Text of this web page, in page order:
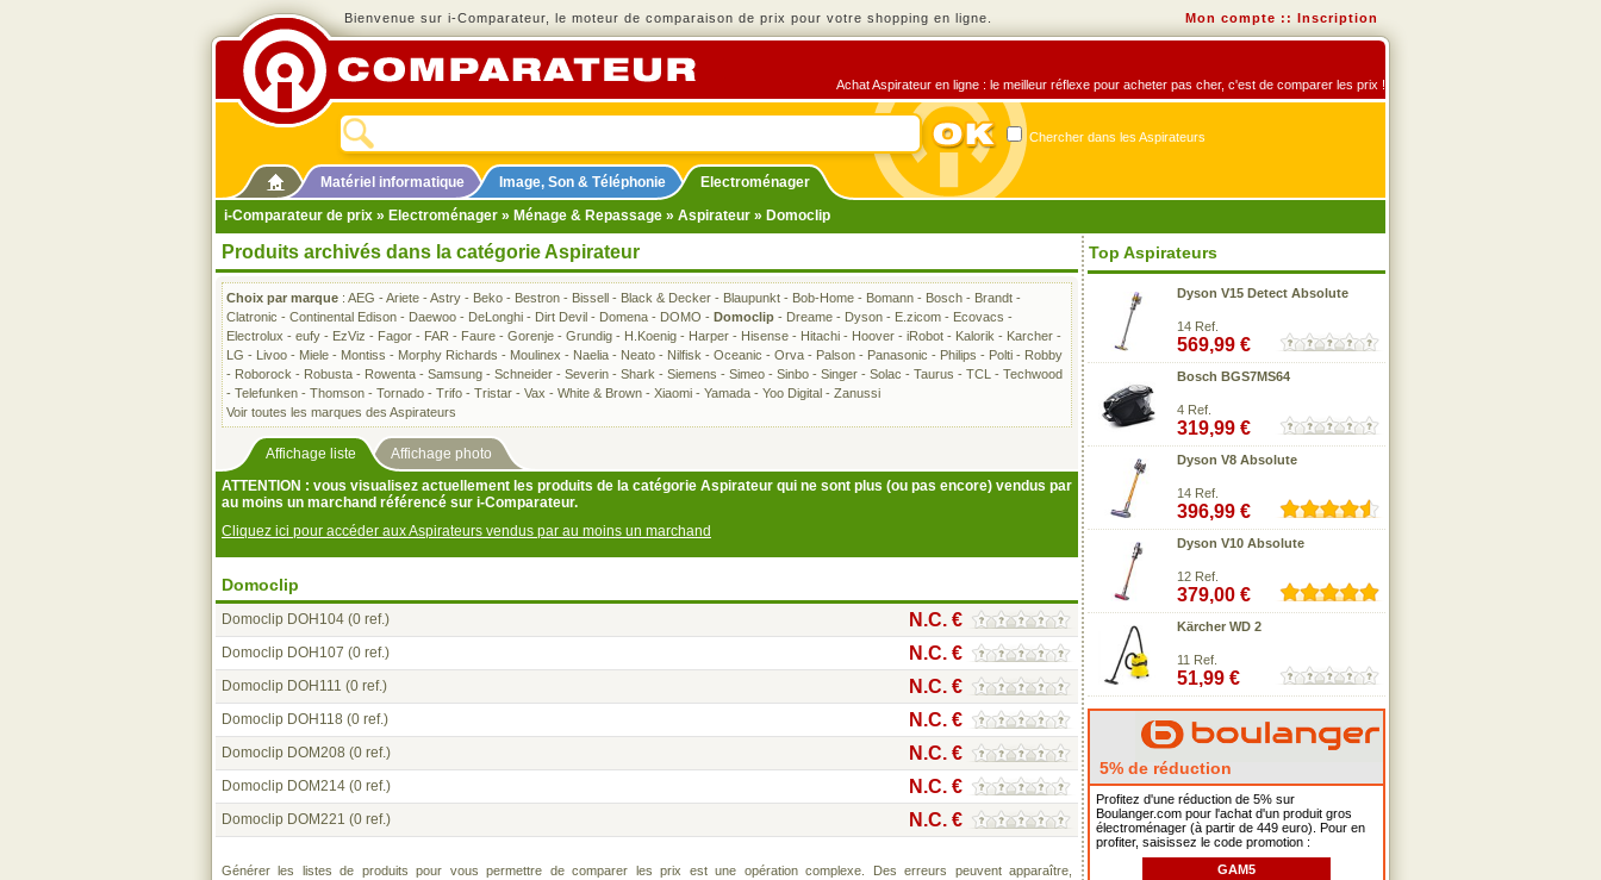
Bienvenue sur i-Comparateur, le moteur de comparaison de prix pour votre shopping en ligne. Mon compte :: Inscription
Achat Aspirateur en ligne : le meilleur réflexe pour acheter pas cher, c'est de comparer les prix !
Chercher dans les Aspirateurs
Matériel informatique Image, Son & Téléphonie
Electroménager
i-Comparateur de prix » Electroménager » Ménage & Repassage » Aspirateur » Domoclip
Produits archivés dans la catégorie Aspirateur
Choix par marque : AEG -Ariete -Astry - Beko - Bestron - Bissell - Black & Decker - Blaupunkt - Bob-Home - Bomann - Bosch - Brandt -
Clatronic - Continental Edison - Daewoo - DeLonghi - Dirt Devil - Domena - DOMO - Domoclip - Dreame - Dyson - E.zicom - Ecovacs -
Electrolux - eufy - EzViz - Fagor - FAR - Faure - Gorenje - Grundig - H.Koenig - Harper - Hisense - Hitachi - Hoover - iRobot - Kalorik - Karcher -
LG - Livoo - Miele - Montiss - Morphy Richards - Moulinex - Naelia - Neato - Nilfisk - Oceanic - Orva - Palson - Panasonic - Philips - Polti - Robby
- Roborock - Robusta - Rowenta - Samsung - Schneider - Severin - Shark - Siemens - Simeo - Sinbo - Singer - Solac - Taurus - TCL - Techwood
- Telefunken - Thomson - Tornado - Trifo - Tristar - Vax - White & Brown - Xiaomi - Yamada - Yoo Digital - Zanussi
Voir toutes les marques des Aspirateurs
Affichage liste
Affichage photo
ATTENTION : vous visualisez actuellement les produits de la catégorie Aspirateur qui ne sont plus (ou pas encore) vendus par
au moins un marchand référencé sur i-Comparateur.
Cliquez ici pour accéder aux Aspirateurs vendus par au moins un marchand
Domoclip
Domoclip DOH104 (0 ref.) N.C. €
Domoclip DOH107 (0 ref.) N.C. €
Domoclip DOH111 (0 ref.) N.C. €
Domoclip DOH118 (0 ref.) N.C. €
Domoclip DOM208 (0 ref.) N.C. €
Domoclip DOM214 (0 ref.) N.C. €
Domoclip DOM221 (0 ref.) N.C. €
Générer les listes de produits pour vous permettre de comparer les prix est une opération complexe. Des erreurs peuvent apparaître,
Top Aspirateurs
Dyson V15 Detect Absolute
14 Ref.
569,99 €
Bosch BGS7MS64
4 Ref.
319,99 €
Dyson V8 Absolute
14 Ref.
396,99 €
Dyson V10 Absolute
12 Ref.
379,00 €
Kärcher WD 2
11 Ref.
51,99 €
5% de réduction
Profitez d'une réduction de 5% sur
Boulanger.com pour l'achat d'un produit gros
électroménager (à partir de 449 euro). Pour en
profiter, saisissez le code promotion :
GAM5